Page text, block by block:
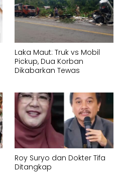
Laka Maut: Truk vs Mobil
Pickup, Dua Korban
Dikabarkan Tewas
Roy Suryo dan Dokter Tifa
Ditangkap